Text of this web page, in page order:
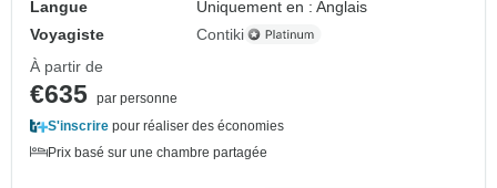
Langue
Uniquement en : Anglais
Voyagiste
Contiki
À partir de
€635 par personne
S'inscrire pour réaliser des économies
Prix basé sur une chambre partagée